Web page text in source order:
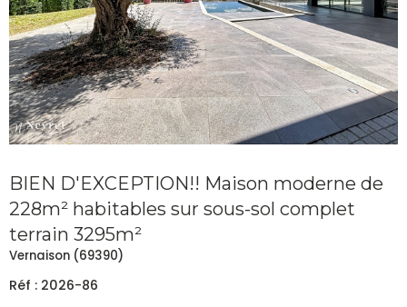
BIEN D'EXCEPTION!! Maison moderne de
228m² habitables sur sous-sol complet
terrain 3295m²
Vernaison (69390)
Réf : 2026-86